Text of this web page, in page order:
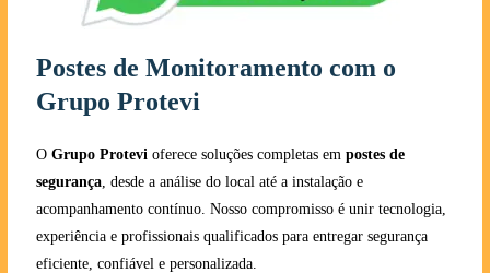
Postes de Monitoramento com o
Grupo Protevi
O Grupo Protevi oferece soluções completas em postes de
segurança, desde a análise do local até a instalação e
acompanhamento contínuo. Nosso compromisso é unir tecnologia,
experiência e profissionais qualificados para entregar segurança
eficiente, confiável e personalizada.